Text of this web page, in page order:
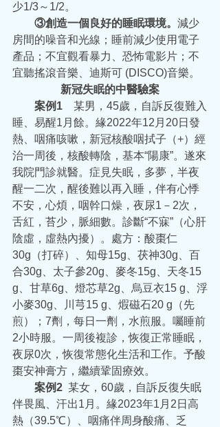
少1/3～1/2。
③創造一個良好的睡眠環境。 減少
房間的噪音和光線；睡前減少使用電子
產品；不宜觀看暴力、恐怖電影片；不
宜聽搖滾音樂、迪斯可 (DISCO)音樂。
新冠失眠的中醫驗案
案例1 某男，45歲，自訴反復難入
睡、易醒1月餘。緣2022年12月20日發
熱、咽痛咳嗽，新冠核酸咽拭子（+）經
治一周後，核酸轉陰，基本“陽康”。遂來
我院門診就醫。症見失眠，多夢，半夜
醒一二次，醒後難以再入睡，伴有心悸
不安，心煩，咽幹口燥，夜尿1－2次，
舌紅，苔少，脈細數。診斷“不寐”（心肝
陰虛，虛熱內擾）。處方：酸棗仁
30g（打碎）、知母15g、茯神30g、百
合30g、太子參20g、麥冬15g、天冬15
g、甘草6g、燈芯草2g、烏豆衣15 g、浮
小麥30g、川芎15 g、煆磁石20 g（先
煎）；7劑，每日一劑，水煎服。囑睡前
2小時服。一周後複診，恢復正常睡眠，
夜尿0次，恢復常態化生活和工作。予酸
棗安神膏方，繼續鞏固療效。
案例2
  某女，60歲，自訴反復失眠
伴畏風、汗出1月。緣2023年1月2日高
熱（39.5℃）、咽痛伴周身酸痛、乏